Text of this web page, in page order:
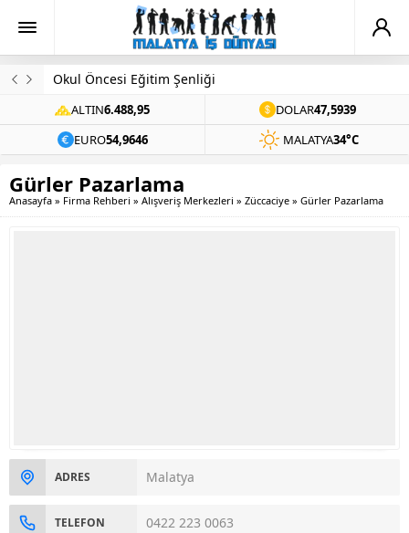
Okul Öncesi Eğitim Şenliği
ALTIN6.488,95 DOLAR47,5939
EURO54,9646 MALATYA34°C
Gürler Pazarlama
Anasayfa » Firma Rehberi » Alışveriş Merkezleri » Züccaciye » Gürler Pazarlama
ADRES Malatya
TELEFON 0422 223 0063